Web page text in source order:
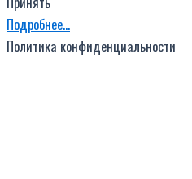
Подробнее…
Политика конфиденциальности